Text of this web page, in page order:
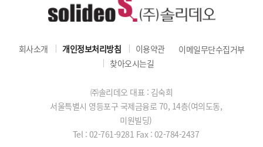
회사소개 개인정보처리방침 이용약관
이메일무단수집거부
찾아오시는길
㈜솔리데오 대표 : 김숙희
서울특별시 영등포구 국제금융로 70, 14층(여의도동,
미원빌딩)
Tel : 02-761-9281 Fax : 02-784-2437